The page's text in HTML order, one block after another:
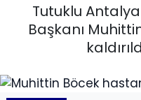
Tutuklu
Başkanı
EĞİTİM
EKONOMİ
English News
Tüm Manşetler
Son Dakika
Haber Arşivi